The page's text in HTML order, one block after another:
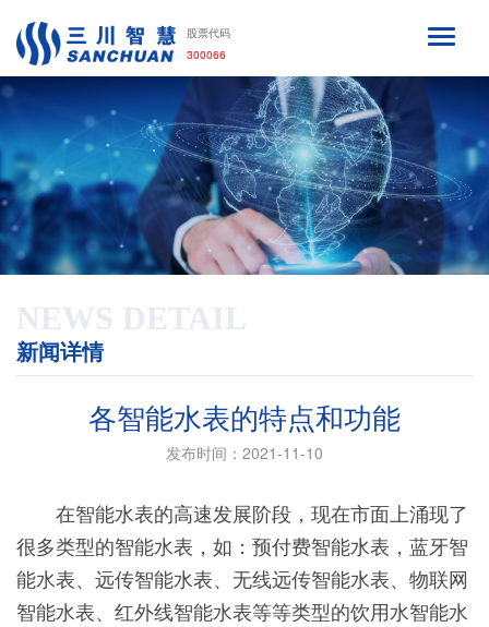
股票代码
300066
NEWS DETAIL
新闻详情
各智能水表的特点和功能
发布时间：2021-11-10
在智能水表的高速发展阶段，现在市面上涌现了
很多类型的智能水表，如：预付费智能水表，蓝牙智
能水表、远传智能水表、无线远传智能水表、物联网
智能水表、红外线智能水表等等类型的饮用水智能水